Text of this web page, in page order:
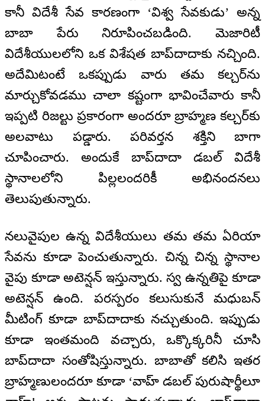
కానీ విదేశీ సేవ కారణంగా ‘విశ్వ సేవకుడు’ అన్న
బాబా పేరు నిరూపించబడింది. మెజారిటీ
విదేశీయులలోని ఒక విశేషత బాప్‌దాదాకు నచ్చింది.
అదేమిటంటే ఒకప్పుడు వారు తమ కల్చర్‌ను
మార్చుకోవడము చాలా కష్టంగా భావించేవారు కానీ
ఇప్పటి రిజల్టు ప్రకారంగా అందరూ బ్రాహ్మణ కల్చర్‌కు
అలవాటు పడ్డారు. పరివర్తన శక్తిని బాగా
చూపించారు. అందుకే బాప్‌దాదా డబల్ విదేశీ
స్థానాలలోని పిల్లలందరికీ అభినందనలు
తెలుపుతున్నారు.
నలువైపుల ఉన్న విదేశీయులు తమ తమ ఏరియా
సేవను కూడా పెంచుతున్నారు. చిన్న చిన్న స్థానాల
వైపు కూడా అటెన్షన్ ఇస్తున్నారు. స్వ ఉన్నతిపై కూడా
అటెన్షన్ ఉంది. పరస్పరం కలుసుకునే మధుబన్
మీటింగ్ కూడా బాప్‌దాదాకు నచ్చుతుంది. ఇప్పుడు
కూడా ఇంతమంది వచ్చారు, ఒక్కొక్కరినీ చూసి
బాప్‌దాదా సంతోషిస్తున్నారు. బాబాతో కలిసి ఇతర
బ్రాహ్మణులందరూ కూడా ‘వాహ్ డబల్ పురుషార్థీలూ